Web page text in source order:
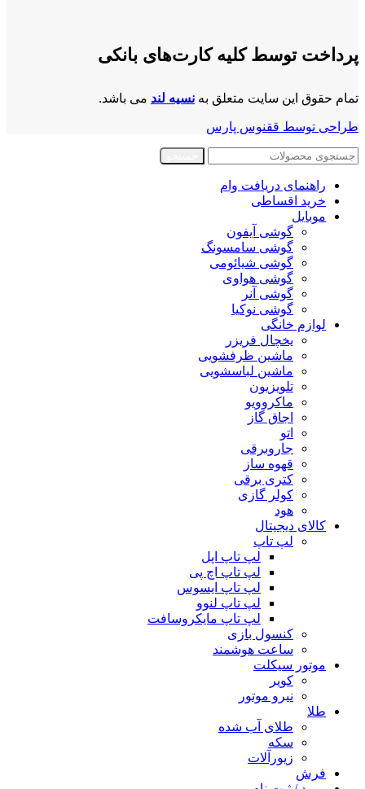
پرداخت توسط کلیه کارت‌های بانکی
تمام حقوق این سایت متعلق به نسیه لند می باشد.
طراحی توسط ققنوس پارس
راهنمای دریافت وام
خرید اقساطی
موبایل
گوشی آیفون
گوشی سامسونگ
گوشی شیائومی
گوشی هواوی
گوشی آنر
گوشی نوکیا
لوازم خانگی
یخچال فریزر
ماشین ظرفشویی
ماشین لباسشویی
تلویزیون
ماکروویو
اجاق گاز
اتو
جاروبرقی
قهوه ساز
کتری برقی
کولر گازی
هود
کالای دیجیتال
لپ تاپ
لپ تاپ اپل
لپ تاپ اچ پی
لپ تاپ ایسوس
لپ تاپ لنوو
لپ تاپ مایکروسافت
کنسول بازی
ساعت هوشمند
موتور سیکلت
کویر
نیرو موتور
طلا
طلای آب شده
سکه
زیورآلات
فرش